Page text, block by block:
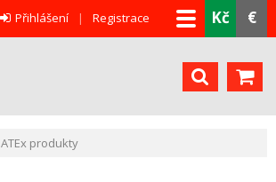
Kč €
Přihlášení Registrace
ATEx produkty